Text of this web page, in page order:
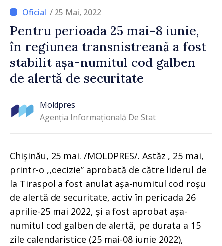
/ 25 Mai, 2022
Pentru perioada 25 mai-8 iunie,
în regiunea transnistreană a fost
stabilit așa-numitul cod galben
de alertă de securitate
Moldpres
Agenția Informațională De Stat
Chişinău, 25 mai. /MOLDPRES/. Astăzi, 25 mai,
printr-o ,,decizie” aprobată de către liderul de
la Tiraspol a fost anulat așa-numitul cod roșu
de alertă de securitate, activ în perioada 26
aprilie-25 mai 2022, și a fost aprobat așa-
numitul cod galben de alertă, pe durata a 15
zile calendaristice (25 mai-08 iunie 2022),